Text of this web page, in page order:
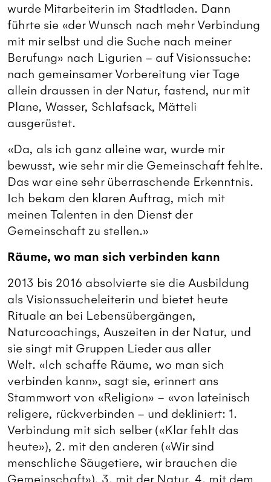
wurde Mit­arbeiterin im Stadtladen. Dann
führte sie «der Wunsch nach mehr Verbindung
mit mir selbst und die Suche nach meiner
Berufung» nach Ligurien – auf Visionssuche:
nach gemeinsamer Vorbereitung vier Tage
allein draussen in der Natur, fastend, nur mit
Plane, Wasser, Schlafsack, Mätteli
ausgerüstet.
«Da, als ich ganz alleine war, wurde mir
bewusst, wie sehr mir die Gemeinschaft fehlte.
Das war eine sehr überraschende Erkenntnis.
Ich bekam den klaren Auftrag, mich mit
meinen Talenten in den Dienst der
Gemeinschaft zu stellen.»
Räume, wo man sich verbinden kann
2013 bis 2016 absolvierte sie die Ausbildung
als Visionssucheleiterin und bietet heute
Rituale an bei Lebensübergängen,
Naturcoachings, Auszeiten in der Natur, und
sie singt mit Gruppen Lieder aus aller
Welt. «Ich schaffe Räume, wo man sich
verbinden kann», sagt sie, erinnert ans
Stammwort von «Religion» – «von lateinisch
religere, rückverbinden – und dekliniert: 1.
Verbindung mit sich selber («Klar fehlt das
heute»), 2. mit den anderen («Wir sind
menschliche Säugetiere, wir brauchen die
Gemeinschaft»), 3. mit der Natur, 4. mit dem